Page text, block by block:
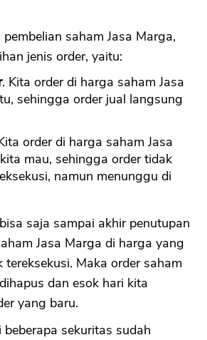
saham Jasa Marga,
jenis order, yaitu:
. Kita order di harga saham Jasa
sehingga order jual langsung
order di harga saham Jasa
mau, sehingga order tidak
namun menunggu di
saja sampai akhir penutupan
Jasa Marga di harga yang
Maka order saham
dan esok hari kita
yang baru.
sekuritas sudah